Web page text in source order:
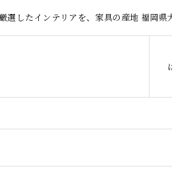
したインテリアを、家具の産地 福岡県